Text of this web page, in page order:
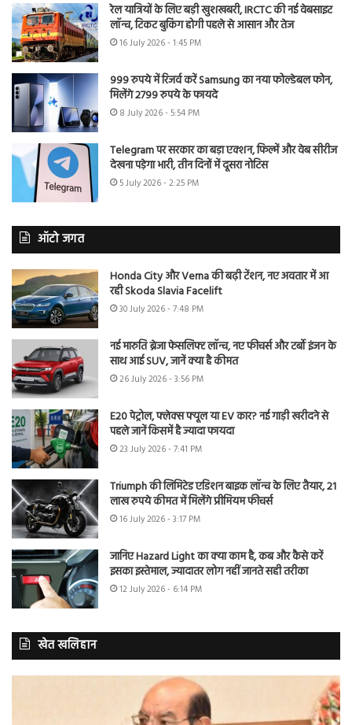
रेल यात्रियों के लिए बड़ी खुशखबरी, IRCTC की नई वेबसाइट
लॉन्च, टिकट बुकिंग होगी पहले से आसान और तेज
16 July 2026 - 1:45 PM
999 रुपये में रिजर्व करें Samsung का नया फोल्डेबल फोन,
मिलेंगे 2799 रुपये के फायदे
8 July 2026 - 5:54 PM
Telegram पर सरकार का बड़ा एक्शन, फिल्में और वेब सीरीज
देखना पड़ेगा भारी, तीन दिनों में दूसरा नोटिस
5 July 2026 - 2:25 PM
ऑटो जगत
Honda City और Verna की बढ़ी टेंशन, नए अवतार में आ
रही Skoda Slavia Facelift
30 July 2026 - 7:48 PM
नई मारुति ब्रेजा फेसलिफ्ट लॉन्च, नए फीचर्स और टर्बो इंजन के
साथ आई SUV, जानें क्या है कीमत
26 July 2026 - 3:56 PM
E20 पेट्रोल, फ्लेक्स फ्यूल या EV कार? नई गाड़ी खरीदने से
पहले जानें किसमें है ज्यादा फायदा
23 July 2026 - 7:41 PM
Triumph की लिमिटेड एडिशन बाइक लॉन्च के लिए तैयार, 21
लाख रुपये कीमत में मिलेंगे प्रीमियम फीचर्स
16 July 2026 - 3:17 PM
जानिए Hazard Light का क्या काम है, कब और कैसे करें
इसका इस्तेमाल, ज्यादातर लोग नहीं जानते सही तरीका
12 July 2026 - 6:14 PM
खेत खलिहान